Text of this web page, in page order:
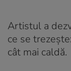
Artistul a
ce se
cât mai caldă.